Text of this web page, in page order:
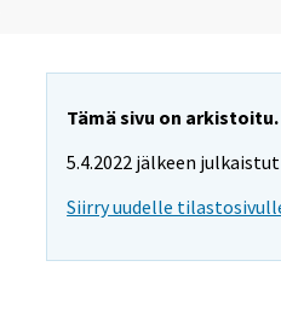
Tämä sivu on arkistoitu.
5.4.2022 jälkeen
Siirry uudelle